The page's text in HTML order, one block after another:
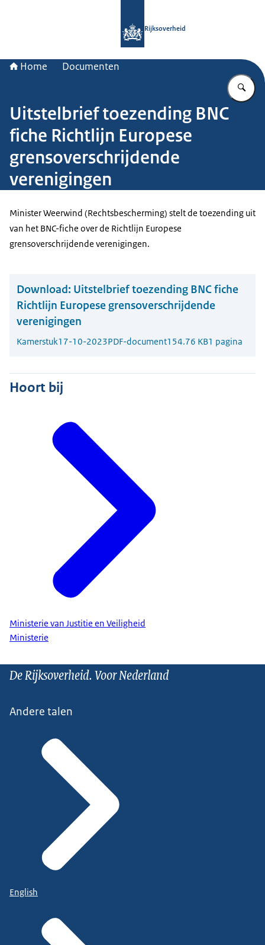
Rijksoverheid
Home Documenten
Uitstelbrief toezending BNC
fiche Richtlijn Europese
grensoverschrijdende
verenigingen
Minister Weerwind (Rechtsbescherming) stelt de toezending uit
van het BNC-fiche over de Richtlijn Europese
grensoverschrijdende verenigingen.
Download: Uitstelbrief toezending BNC fiche
Richtlijn Europese grensoverschrijdende
verenigingen
Kamerstuk17-10-2023PDF-document154.76 KB1 pagina
Hoort bij
Ministerie van Justitie en Veiligheid
Ministerie
De Rijksoverheid. Voor Nederland
Andere talen
English